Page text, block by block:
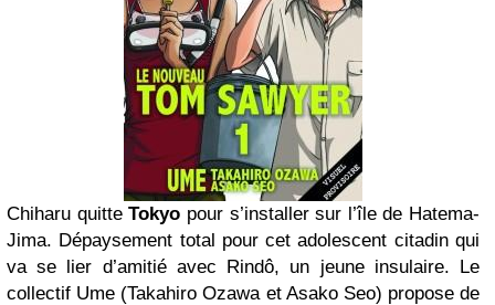
Chiharu quitteTokyo pour s’installer sur l’île de Hatema-
Jima. Dépaysement total pour cet adolescent citadin qui
va se lier d’amitié avec Rindô, un jeune insulaire. Le
collectif Ume (Takahiro Ozawa et Asako Seo) propose de